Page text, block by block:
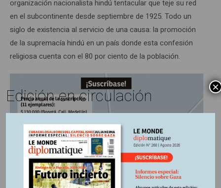
organización nacionalista hindú tentacular que teje su red
en el subcontinente desde septiembre de 1925. Todo un
siglo de existencia al servicio de una causa: la promoción
de la supremacía hindú en un país donde esta confesión
religiosa cuenta con el 80 por ciento de la población.
Edición en circulación ×